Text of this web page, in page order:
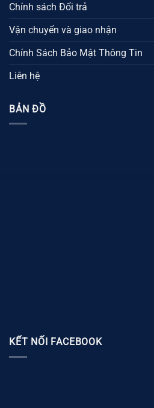
Chính sách Đổi trả
Vận chuyển và giao nhận
Chính Sách Bảo Mật Thông Tin
Liên hệ
BẢN ĐỒ
KẾT NỐI FACEBOOK